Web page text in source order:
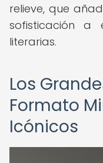
relieve, que
sofisticación a
literarias.
Los
Formato
Icónicos